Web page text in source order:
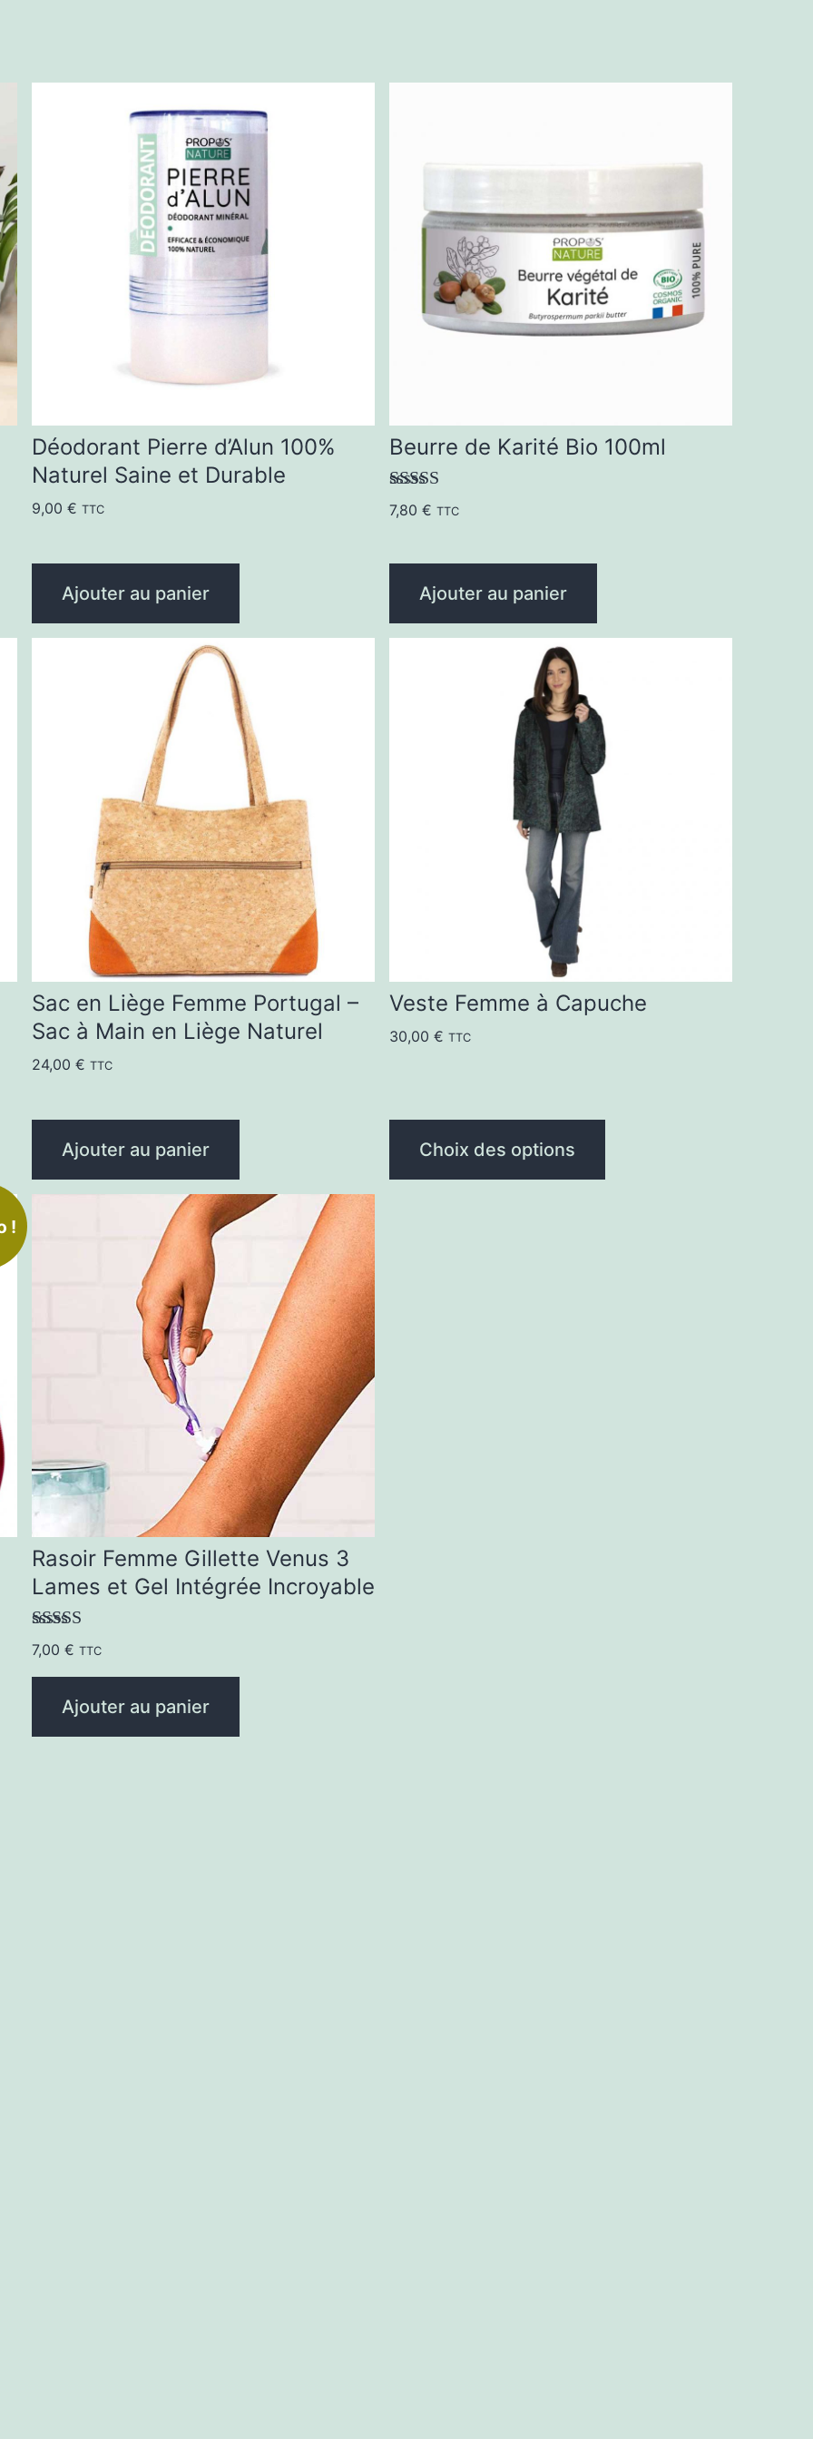
Déodorant Pierre d’Alun 100%
Naturel Saine et Durable
9,00 € TTC
Ajouter au panier
Beurre de Karité Bio 100ml
Note5.00
sur 5
7,80€ TTC
Ajouter au panier
Sac en Liège Femme Portugal –
Sac à Main en Liège Naturel
24,00 € TTC
Ajouter au panier
Veste Femme à Capuche
30,00€ TTC
Choix des options
la
!
Rasoir Femme Gillette Venus 3
Lames et Gel Intégrée Incroyable
Note5.00
sur 5
7,00 € TTC
Ajouter au panier